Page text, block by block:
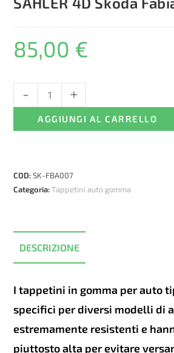
85,00 €
Tappetino
in
gomma
4D
Skoda
2013
- +
AGGIUNGI AL CARRELLO
COD:SK-FBA007
Categoria:Tappetini auto gomma
DESCRIZIONE
I tappetini in gomma per auto
specifici per diversi modelli di
estremamente resistenti e
piuttosto alta per evitare